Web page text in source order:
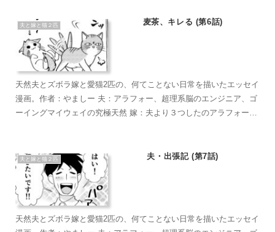
えん坊のもふもふ こぶ茶：抱っこが大好きラグドール。遊びへの欲
求がすごい。やりたい放題のバ…やんちゃ坊主
夫と嫁と猫２匹 麦茶、キレる (第6話)
天然夫とズボラ嫁と愛猫2匹の、何てことない日常を描いたエッセイ
漫画。作者：やましー 夫：アラフォー、超理系脳のエンジニア、ゴ
ーイングマイウェイの究極天然 嫁：夫より３つしたのアラフォー、
えん坊のもふもふ こぶ茶：抱っこが大好きラグドール。遊びへの欲
求がすごい。やりたい放題のバ…やんちゃ坊主
夫と嫁と猫２匹 夫・出張記 (第7話)
天然夫とズボラ嫁と愛猫2匹の、何てことない日常を描いたエッセイ